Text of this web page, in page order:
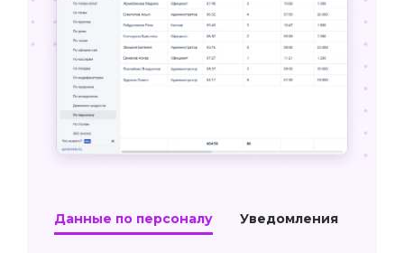
Данные по персоналу Уведомления